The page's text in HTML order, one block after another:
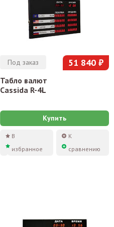
Под заказ 51 840 ₽
Табло валют
Cassida R-4L
Купить
В
избранное
К
сравнению